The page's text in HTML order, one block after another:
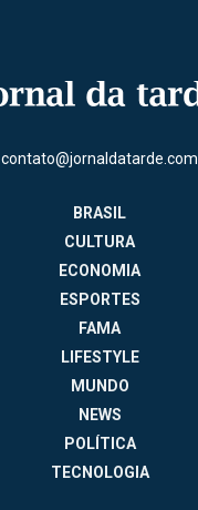
contato@jornaldatarde.com
BRASIL
CULTURA
ECONOMIA
ESPORTES
FAMA
LIFESTYLE
MUNDO
NEWS
POLÍTICA
TECNOLOGIA